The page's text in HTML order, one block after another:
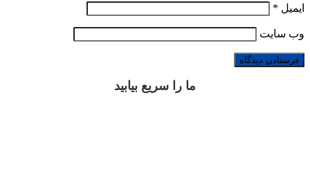
ایمیل *
وب‌ سایت
ما را سریع بیابید